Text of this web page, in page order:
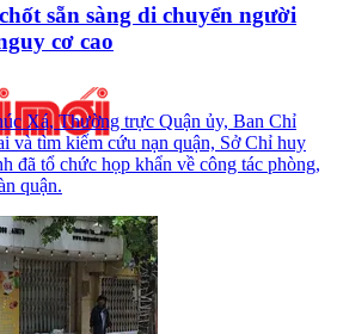
sẵn sàng di chuyển người
cơ cao
Xá, Thường trực Quận ủy, Ban Chỉ
và tìm kiếm cứu nạn quận, Sở Chỉ huy
đã tổ chức họp khẩn về công tác phòng,
quận.